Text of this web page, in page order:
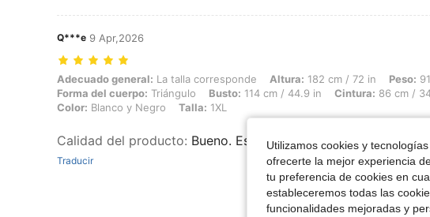
Q***e 9 Apr,2026
Adecuado general: La talla corresponde, Altura: 182 cm / 72 in, Peso: 91 kg / 201
Adecuado general: La talla corresponde Altura: 182 cm / 72 in Peso:
Forma del cuerpo: Triángulo Busto: 114 cm / 44.9 in Cintura: 86 cm /
Color: Blanco y Negro Talla: 1XL
Calidad del producto: Bueno. Es muy linda y cómoda.
Traducir
Utilizamos cookies y
ofrecerte la mejor experiencia
tu preferencia de cookies en
estableceremos todas las
funcionalidades mejoradas y